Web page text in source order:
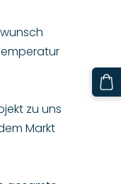
zu uns
Markt